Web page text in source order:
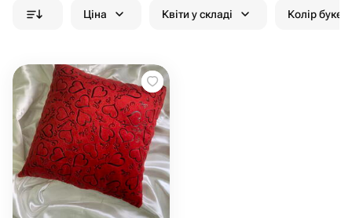
Ціна Квіти у складі Колір